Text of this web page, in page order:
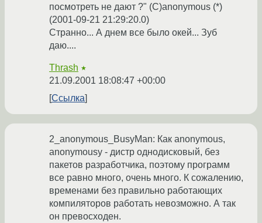
посмотреть не дают ?" (C)anonymous (*)
(2001-09-21 21:29:20.0)
Странно... А днем все было окей... Зуб
даю....
Thrash ★
21.09.2001 18:08:47 +00:00
Ссылка
2_anonymous_BusyMan: Как anonymous,
anonymousу - дистр однодисковый, без
пакетов разработчика, поэтому программ
все равно много, очень много. К сожалению,
временами без правильно работающих
компиляторов работать невозможно. А так
он превосходен.